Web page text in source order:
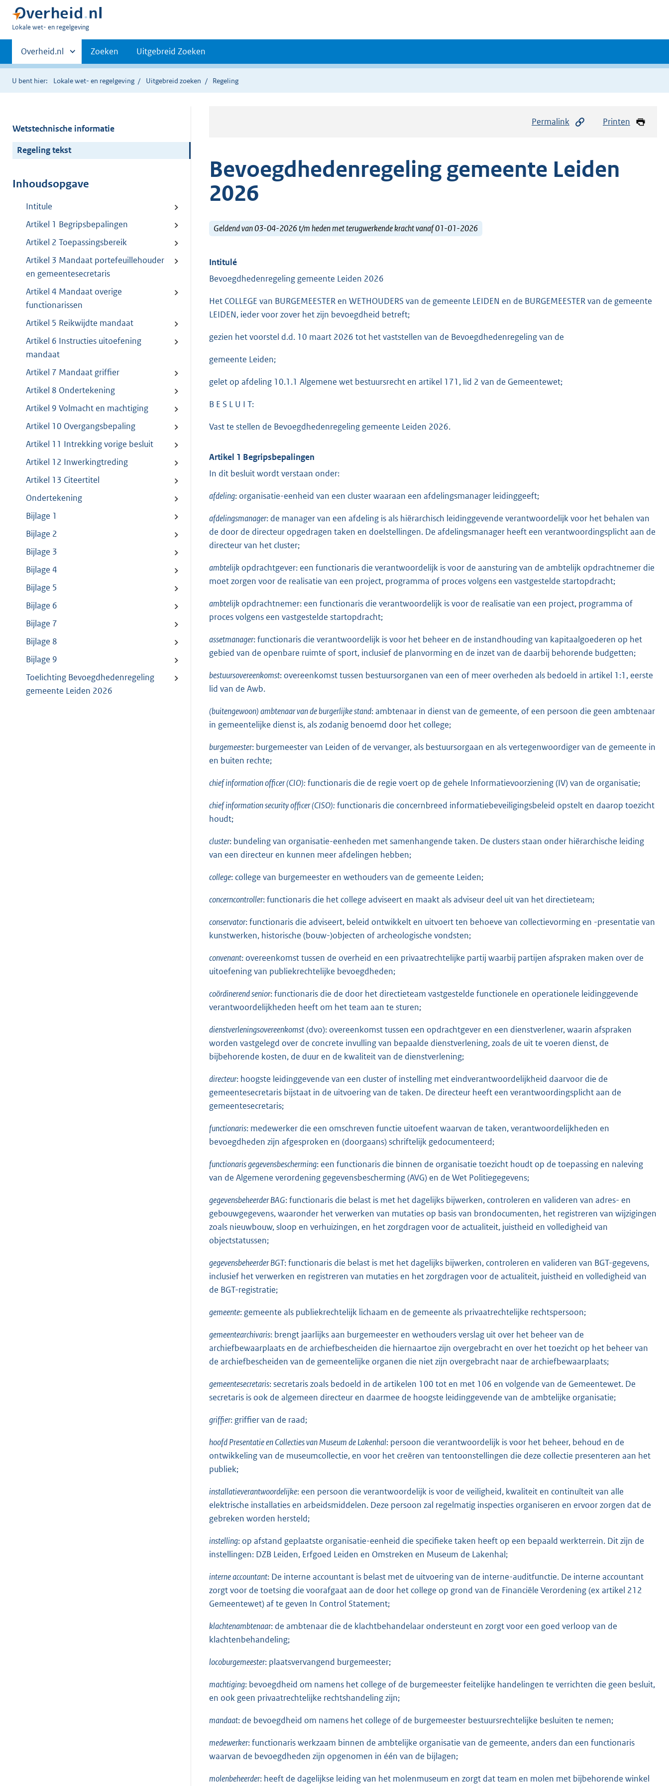
U
hier:
Lokale wet- en regelgeving
Primaire
navigatie
Andere
sites
binnen
Overheid.nl Zoeken Uitgebreid Zoeken
U bent hier: Lokale wet- en regelgeving Uitgebreid zoeken Regeling
Wetstechnische informatie
Regeling tekst
Inhoudsopgave
Intitule
Artikel 1 Begripsbepalingen
Artikel 2 Toepassingsbereik
Artikel 3 Mandaat portefeuillehouder
en gemeentesecretaris
Artikel 4 Mandaat overige
functionarissen
Artikel 5 Reikwijdte mandaat
Artikel 6 Instructies uitoefening
mandaat
Artikel 7 Mandaat griffier
Artikel 8 Ondertekening
Artikel 9 Volmacht en machtiging
Artikel 10 Overgangsbepaling
Artikel 11 Intrekking vorige besluit
Artikel 12 Inwerkingtreding
Artikel 13 Citeertitel
Ondertekening
Bijlage 1
Bijlage 2
Bijlage 3
Bijlage 4
Bijlage 5
Bijlage 6
Bijlage 7
Bijlage 8
Bijlage 9
Toelichting Bevoegdhedenregeling
gemeente Leiden 2026
Permalink Printen
Bevoegdhedenregeling gemeente Leiden
2026
Geldend van 03-04-2026 t/m heden met terugwerkende kracht vanaf 01-01-2026
Intitulé
Bevoegdhedenregeling gemeente Leiden 2026
Het COLLEGE van BURGEMEESTER en WETHOUDERS van de gemeente LEIDEN en de BURGEMEESTER van de gemeente
LEIDEN, ieder voor zover het zijn bevoegdheid betreft;
gezien het voorstel d.d. 10 maart 2026 tot het vaststellen van de Bevoegdhedenregeling van de
gemeente Leiden;
gelet op afdeling 10.1.1 Algemene wet bestuursrecht en artikel 171, lid 2 van de Gemeentewet;
B E S L U I T:
Vast te stellen de Bevoegdhedenregeling gemeente Leiden 2026.
Artikel 1 Begripsbepalingen
In dit besluit wordt verstaan onder:
afdeling: organisatie-eenheid van een cluster waaraan een afdelingsmanager leidinggeeft;
afdelingsmanager: de manager van een afdeling is als hiërarchisch leidinggevende verantwoordelijk voor het behalen van
de door de directeur opgedragen taken en doelstellingen. De afdelingsmanager heeft een verantwoordingsplicht aan de
directeur van het cluster;
ambtelijk opdrachtgever: een functionaris die verantwoordelijk is voor de aansturing van de ambtelijk opdrachtnemer die
moet zorgen voor de realisatie van een project, programma of proces volgens een vastgestelde startopdracht;
ambtelijk opdrachtnemer: een functionaris die verantwoordelijk is voor de realisatie van een project, programma of
proces volgens een vastgestelde startopdracht;
assetmanager: functionaris die verantwoordelijk is voor het beheer en de instandhouding van kapitaalgoederen op het
gebied van de openbare ruimte of sport, inclusief de planvorming en de inzet van de daarbij behorende budgetten;
bestuursovereenkomst: overeenkomst tussen bestuursorganen van een of meer overheden als bedoeld in artikel 1:1, eerste
lid van de Awb.
(buitengewoon) ambtenaar van de burgerlijke stand: ambtenaar in dienst van de gemeente, of een persoon die geen ambtenaar
in gemeentelijke dienst is, als zodanig benoemd door het college;
burgemeester: burgemeester van Leiden of de vervanger, als bestuursorgaan en als vertegenwoordiger van de gemeente in
en buiten rechte;
chief information officer (CIO): functionaris die de regie voert op de gehele Informatievoorziening (IV) van de organisatie;
chief information security officer (CISO): functionaris die concernbreed informatiebeveiligingsbeleid opstelt en daarop toezicht
houdt;
cluster: bundeling van organisatie-eenheden met samenhangende taken. De clusters staan onder hiërarchische leiding
van een directeur en kunnen meer afdelingen hebben;
college: college van burgemeester en wethouders van de gemeente Leiden;
concerncontroller: functionaris die het college adviseert en maakt als adviseur deel uit van het directieteam;
conservator: functionaris die adviseert, beleid ontwikkelt en uitvoert ten behoeve van collectievorming en -presentatie van
kunstwerken, historische (bouw-)objecten of archeologische vondsten;
convenant: overeenkomst tussen de overheid en een privaatrechtelijke partij waarbij partijen afspraken maken over de
uitoefening van publiekrechtelijke bevoegdheden;
coördinerend senior: functionaris die de door het directieteam vastgestelde functionele en operationele leidinggevende
verantwoordelijkheden heeft om het team aan te sturen;
dienstverleningsovereenkomst(dvo): overeenkomst tussen een opdrachtgever en een dienstverlener, waarin afspraken
worden vastgelegd over de concrete invulling van bepaalde dienstverlening, zoals de uit te voeren dienst, de
bijbehorende kosten, de duur en de kwaliteit van de dienstverlening;
directeur: hoogste leidinggevende van een cluster of instelling met eindverantwoordelijkheid daarvoor die de
gemeentesecretaris bijstaat in de uitvoering van de taken. De directeur heeft een verantwoordingsplicht aan de
gemeentesecretaris;
functionaris: medewerker die een omschreven functie uitoefent waarvan de taken, verantwoordelijkheden en
bevoegdheden zijn afgesproken en (doorgaans) schriftelijk gedocumenteerd;
functionaris gegevensbescherming: een functionaris die binnen de organisatie toezicht houdt op de toepassing en naleving
van de Algemene verordening gegevensbescherming (AVG) en de Wet Politiegegevens;
gegevensbeheerder BAG: functionaris die belast is met het dagelijks bijwerken, controleren en valideren van adres- en
gebouwgegevens, waaronder het verwerken van mutaties op basis van brondocumenten, het registreren van wijzigingen
zoals nieuwbouw, sloop en verhuizingen, en het zorgdragen voor de actualiteit, juistheid en volledigheid van
objectstatussen;
gegevensbeheerder BGT: functionaris die belast is met het dagelijks bijwerken, controleren en valideren van BGT-gegevens,
inclusief het verwerken en registreren van mutaties en het zorgdragen voor de actualiteit, juistheid en volledigheid van
de BGT-registratie;
gemeente: gemeente als publiekrechtelijk lichaam en de gemeente als privaatrechtelijke rechtspersoon;
gemeentearchivaris: brengt jaarlijks aan burgemeester en wethouders verslag uit over het beheer van de
archiefbewaarplaats en de archiefbescheiden die hiernaartoe zijn overgebracht en over het toezicht op het beheer van
de archiefbescheiden van de gemeentelijke organen die niet zijn overgebracht naar de archiefbewaarplaats;
gemeentesecretaris: secretaris zoals bedoeld in de artikelen 100 tot en met 106 en volgende van de Gemeentewet. De
secretaris is ook de algemeen directeur en daarmee de hoogste leidinggevende van de ambtelijke organisatie;
griffier: griffier van de raad;
hoofd Presentatie en Collecties van Museum de Lakenhal: persoon die verantwoordelijk is voor het beheer, behoud en de
ontwikkeling van de museumcollectie, en voor het creëren van tentoonstellingen die deze collectie presenteren aan het
publiek;
installatieverantwoordelijke: een persoon die verantwoordelijk is voor de veiligheid, kwaliteit en continuïteit van alle
elektrische installaties en arbeidsmiddelen. Deze persoon zal regelmatig inspecties organiseren en ervoor zorgen dat de
gebreken worden hersteld;
instelling: op afstand geplaatste organisatie-eenheid die specifieke taken heeft op een bepaald werkterrein. Dit zijn de
instellingen: DZB Leiden, Erfgoed Leiden en Omstreken en Museum de Lakenhal;
interne accountant: De interne accountant is belast met de uitvoering van de interne-auditfunctie. De interne accountant
zorgt voor de toetsing die voorafgaat aan de door het college op grond van de Financiële Verordening (ex artikel 212
Gemeentewet) af te geven In Control Statement;
klachtenambtenaar: de ambtenaar die de klachtbehandelaar ondersteunt en zorgt voor een goed verloop van de
klachtenbehandeling;
locoburgemeester: plaatsvervangend burgemeester;
machtiging: bevoegdheid om namens het college of de burgemeester feitelijke handelingen te verrichten die geen besluit,
en ook geen privaatrechtelijke rechtshandeling zijn;
mandaat: de bevoegdheid om namens het college of de burgemeester bestuursrechtelijke besluiten te nemen;
medewerker: functionaris werkzaam binnen de ambtelijke organisatie van de gemeente, anders dan een functionaris
waarvan de bevoegdheden zijn opgenomen in één van de bijlagen;
molenbeheerder: heeft de dagelijkse leiding van het molenmuseum en zorgt dat team en molen met bijbehorende winkel